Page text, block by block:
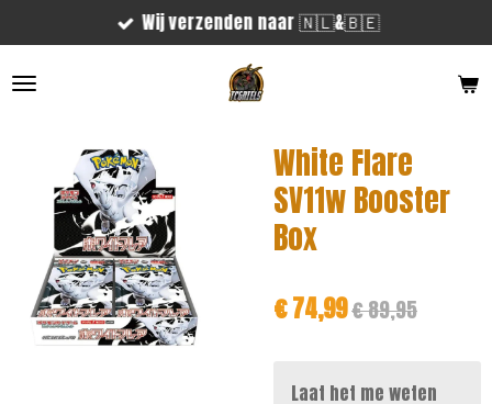
direct
naar
Wij verzenden naar 🇳🇱&🇧🇪
White Flare
SV11w Booster
Box
€ 74,99€ 89,95
Laat het me weten